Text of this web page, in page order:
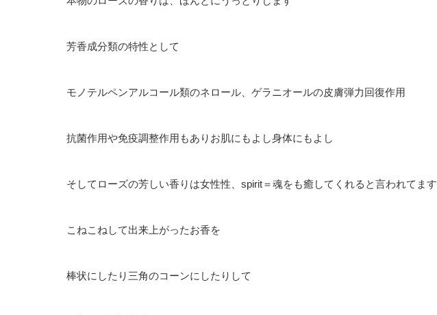
芳香成分類の特性として
モノテルペンアルコール類のネロール、ゲラニオールの皮膚弾力回復作用
抗菌作用や免疫調整作用もありお肌にもよし身体にもよし
そしてローズの芳しい香りは女性性、spirit＝魂をも癒してくれると言われてます
こねこねして出来上がったお香を
棒状にしたり三角のコーンにしたりして